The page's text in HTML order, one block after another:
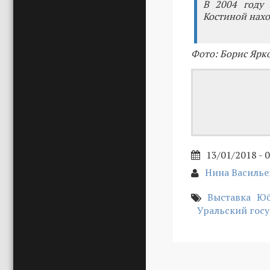
В 2004 году
Костиной
Фото: Борис
13/01/2018 -
Нина
Выставка
Уральский